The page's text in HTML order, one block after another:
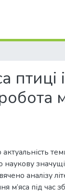
птиці
аналізу
під час